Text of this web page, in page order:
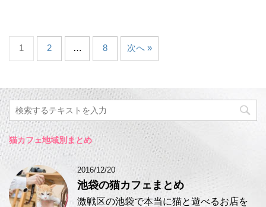
1 2 … 8 次へ »
猫カフェ地域別まとめ
2016/12/20
池袋の猫カフェまとめ
激戦区の池袋で本当に猫と遊べるお店を